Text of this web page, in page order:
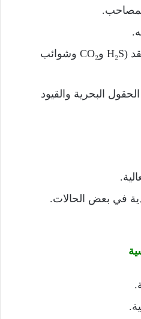
التركيب الكيميائي المعقد (H₂S وCO₂ وشوائب
البحرية والقيود
في بعض الحالات.